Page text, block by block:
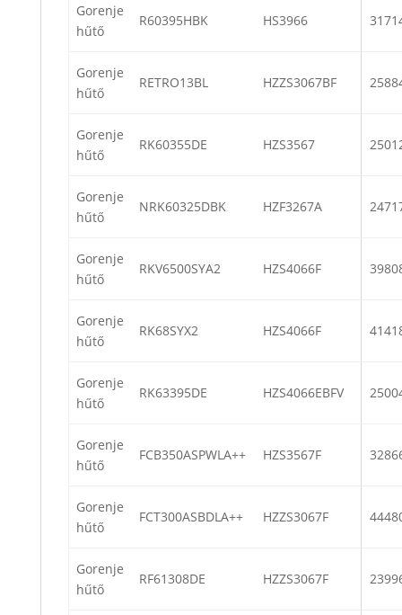
Gorenje
hűtő
R60395HBK HS3966
Gorenje
hűtő
RETRO13BL HZZS3067BF
Gorenje
hűtő
RK60355DE HZS3567
Gorenje
hűtő
NRK60325DBK HZF3267A
Gorenje
hűtő
RKV6500SYA2 HZS4066F
Gorenje
hűtő
RK68SYX2 HZS4066F
Gorenje
hűtő
RK63395DE HZS4066EBFV
Gorenje
hűtő
FCB350ASPWLA++ HZS3567F
Gorenje
hűtő
FCT300ASBDLA++ HZZS3067F
Gorenje
hűtő
RF61308DE HZZS3067F